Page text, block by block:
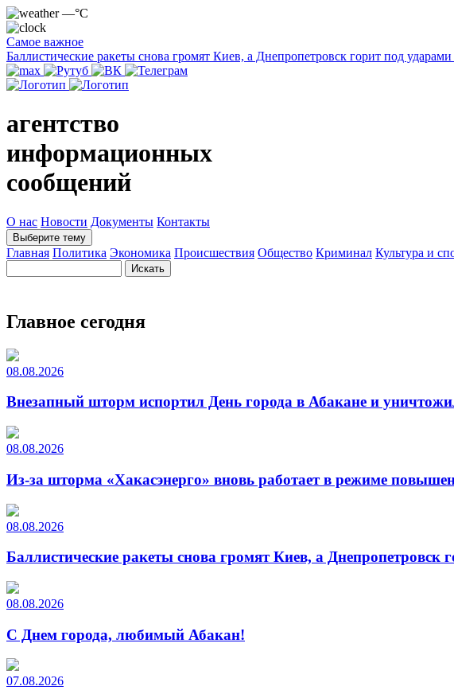
—°C
Самое важное
Баллистические ракеты снова громят Киев, а Днепропетровск горит под
агентство
информационных
сообщений
О нас Новости Документы Контакты
Выберите тему
Главная Политика Экономика Происшествия Общество Криминал Культура и
Главное сегодня
08.08.2026
Внезапный шторм испортил День города в Абакане и
08.08.2026
Из-за шторма «Хакасэнерго» вновь работает в режиме
08.08.2026
Баллистические ракеты снова громят Киев, а Днепропетровск
08.08.2026
С Днем города, любимый Абакан!
07.08.2026